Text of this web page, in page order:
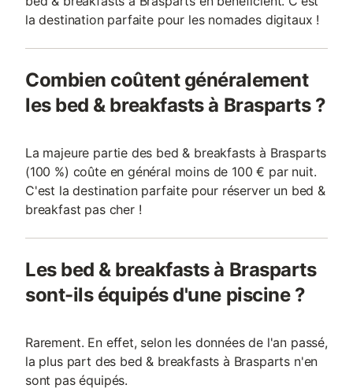
la destination parfaite pour les nomades digitaux !
Combien coûtent généralement
les bed & breakfasts à Brasparts ?
La majeure partie des bed & breakfasts à Brasparts
(100 %) coûte en général moins de 100 € par nuit.
C'est la destination parfaite pour réserver un bed &
breakfast pas cher !
Les bed & breakfasts à Brasparts
sont-ils équipés d'une piscine ?
Rarement. En effet, selon les données de l'an passé,
la plus part des bed & breakfasts à Brasparts n'en
sont pas équipés.